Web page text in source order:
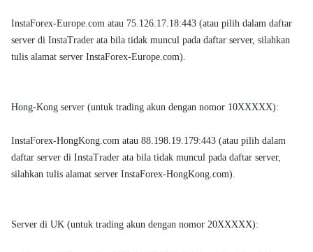
InstaForex-Europe.com atau 75.126.17.18:443 (atau pilih dalam daftar
server di InstaTrader ata bila tidak muncul pada daftar server, silahkan
tulis alamat server InstaForex-Europe.com).
Hong-Kong server (untuk trading akun dengan nomor 10XXXXX):
InstaForex-HongKong.com atau 88.198.19.179:443 (atau pilih dalam
daftar server di InstaTrader ata bila tidak muncul pada daftar server,
silahkan tulis alamat server InstaForex-HongKong.com).
Server di UK (untuk trading akun dengan nomor 20XXXXX):